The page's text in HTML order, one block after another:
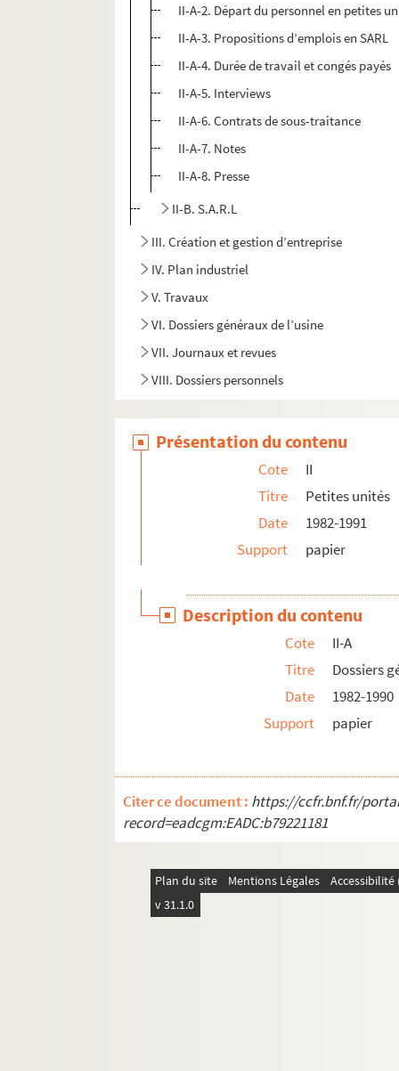
II-A-2. Départ du personnel en petites
II-A-3. Propositions d’emplois en SARL
II-A-4. Durée de travail et congés payés
II-A-5. Interviews
II-A-6. Contrats de sous-traitance
II-A-7. Notes
II-A-8. Presse
II-B. S.A.R.L
III. Création et gestion d’entreprise
IV. Plan industriel
V. Travaux
VI. Dossiers généraux de l’usine
VII. Journaux et revues
VIII. Dossiers personnels
Présentation du contenu
Cote
II
Titre
Petites unités
Date
1982-1991
Support
papier
Description du contenu
Cote
II-A
Titre
Dossiers
Date
1982-1990
Support
papier
Citer ce document : https://ccfr.bnf.fr/
record=eadcgm:EADC:b79221181
Plan du site Mentions Légales
v 31.1.0